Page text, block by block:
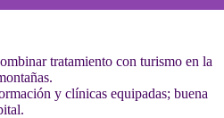
tratamiento con turismo en la
y clínicas equipadas; buena